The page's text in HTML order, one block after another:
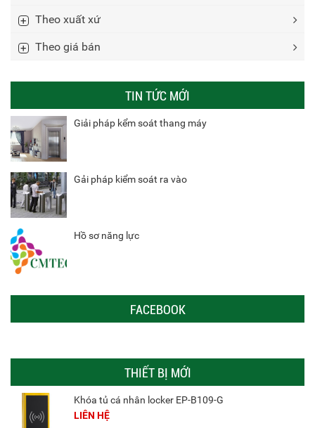
Theo xuất xứ
Theo giá bán
TIN TỨC MỚI
Giải pháp kểm soát thang máy
Gải pháp kiểm soát ra vào
Hồ sơ năng lực
FACEBOOK
THIẾT BỊ MỚI
Khóa tủ cá nhân locker EP-B109-G
LIÊN HỆ